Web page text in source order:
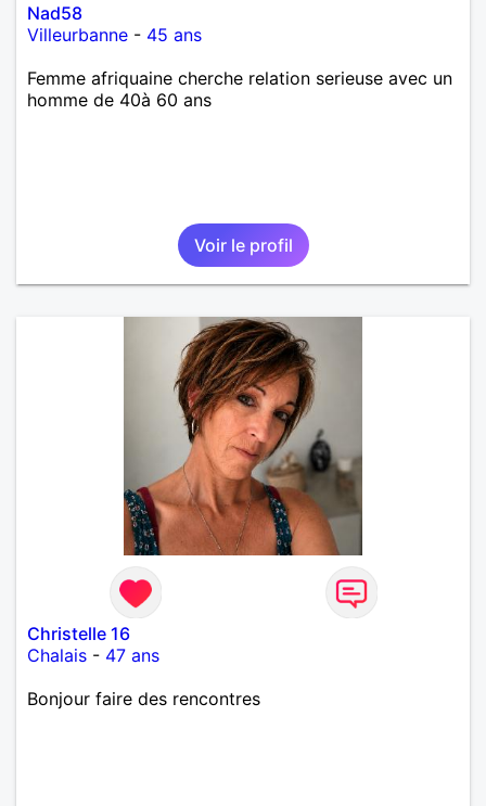
Nad58
Villeurbanne - 45 ans
Femme afriquaine cherche relation serieuse avec un
homme de 40à 60 ans
Voir le profil
Christelle 16
Chalais - 47 ans
Bonjour faire des rencontres